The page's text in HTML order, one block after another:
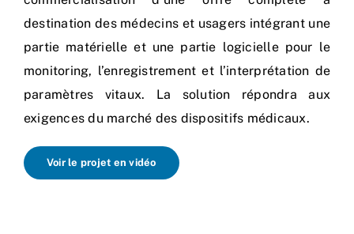
destination des médecins et usagers intégrant une
partie matérielle et une partie logicielle pour le
monitoring, l’enregistrement et l’interprétation de
paramètres vitaux. La solution répondra aux
exigences du marché des dispositifs médicaux.
Voir le projet en vidéo